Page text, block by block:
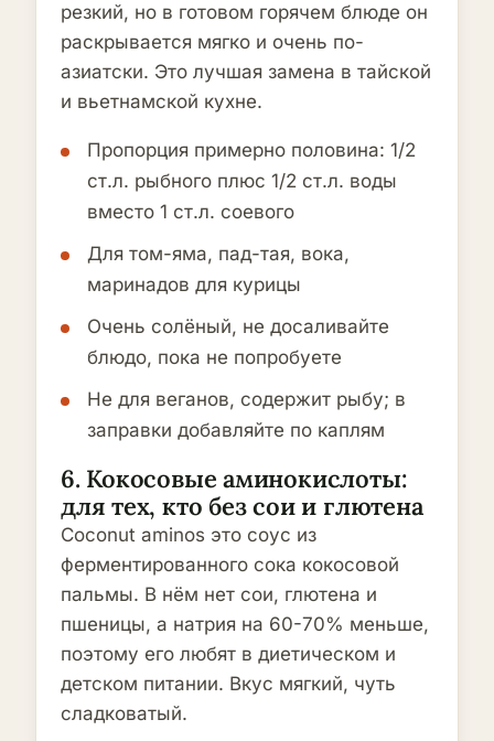
резкий, но в готовом горячем блюде он
раскрывается мягко и очень по-
азиатски. Это лучшая замена в тайской
и вьетнамской кухне.
Пропорция примерно половина: 1/2
ст.л. рыбного плюс 1/2 ст.л. воды
вместо 1 ст.л. соевого
Для том-яма, пад-тая, вока,
маринадов для курицы
Очень солёный, не досаливайте
блюдо, пока не попробуете
Не для веганов, содержит рыбу; в
заправки добавляйте по каплям
6. Кокосовые аминокислоты:
для тех, кто без сои и глютена
Coconut aminos это соус из
ферментированного сока кокосовой
пальмы. В нём нет сои, глютена и
пшеницы, а натрия на 60-70% меньше,
поэтому его любят в диетическом и
детском питании. Вкус мягкий, чуть
сладковатый.